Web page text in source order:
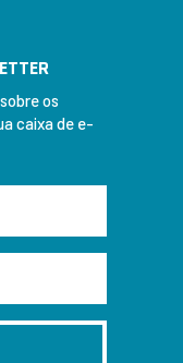
os
caixa de e-